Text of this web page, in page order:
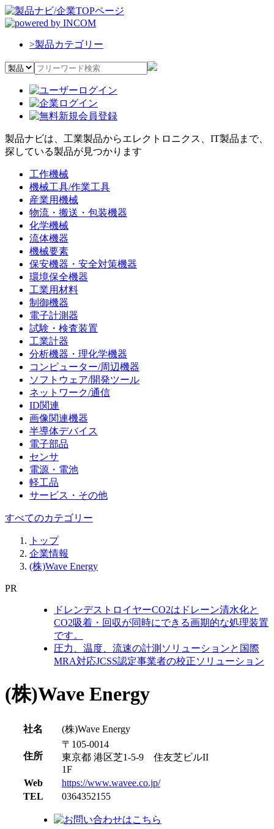
>製品カテゴリー
製品ナビは、工業製品からエレクトロニクス、IT製品まで、
探している製品が見つかります
工作機械
機械工具/作業工具
産業用機械
物流・搬送・包装機器
化学機械
流体機器
機械要素
保安機器・安全対策機器
環境保全機器
工業用材料
制御機器
電子計測器
試験・検査装置
工業計器
分析機器・理化学機器
コンピューター/周辺機器
ソフトウェア/開発ツール
ネットワーク/通信
ID関連
画像関連機器
半導体デバイス
電子部品
センサ
電源・電池
軽工品
サービス・その他
すべてのカテゴリー
トップ
企業情報
(株)Wave Energy
PR
ドレンデストロイヤーCO2はドレーン清水化と
CO2吸着・回収が同時にできる画期的な処理装置
です。
圧力、温度、流速の計測ソリューションと国際
MRA対応JCSS認定事業者の校正ソリューション
(株)Wave Energy
社名 (株)Wave Energy
住所
〒105-0014
東京都 港区芝1-5-9 住友芝ビルII
1F
Web
https://www.wavee.co.jp/
TEL
0364352155